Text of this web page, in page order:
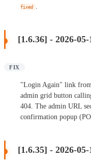
fixed
[1.6.36] - 2026-05-
FIX
"Login Again" link from
admin grid button
404. The admin URL
confirmation popup
[1.6.35] - 2026-05-